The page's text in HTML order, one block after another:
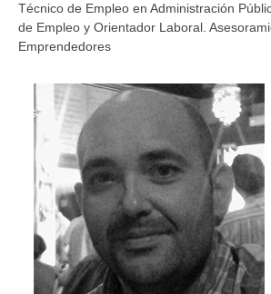
Técnico de Empleo en Administración
de Empleo y Orientador Laboral.
Emprendedores